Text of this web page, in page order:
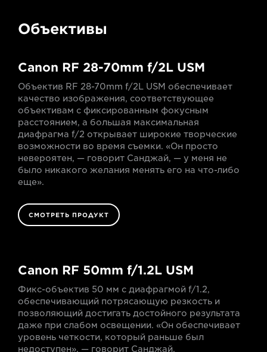
Объективы
Canon RF 28-70mm f/2L USM
Объектив RF 28-70mm f/2L USM обеспечивает
качество изображения, соответствующее
объективам с фиксированным фокусным
расстоянием, а большая максимальная
диафрагма f/2 открывает широкие творческие
возможности во время съемки. «Он просто
невероятен, — говорит Санджай, — у меня не
было никакого желания менять его на что-либо
еще».
СМОТРЕТЬ ПРОДУКТ
Canon RF 50mm f/1.2L USM
Фикс-объектив 50 мм с диафрагмой f/1.2,
обеспечивающий потрясающую резкость и
позволяющий достигать достойного результата
даже при слабом освещении. «Он обеспечивает
уровень четкости, который раньше был
недоступен», — говорит Санджай.